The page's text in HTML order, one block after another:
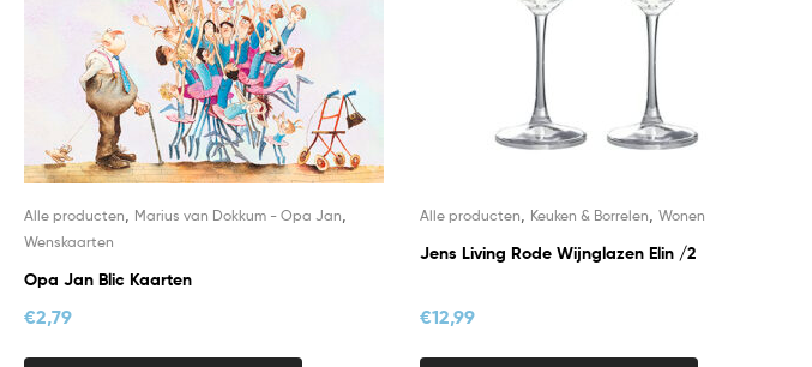
Alle producten, Marius van Dokkum - Opa Jan,
Wenskaarten
Opa Jan Blic Kaarten
€2,79
Alle producten, Keuken & Borrelen, Wonen
Jens Living Rode Wijnglazen Elin /2
€12,99